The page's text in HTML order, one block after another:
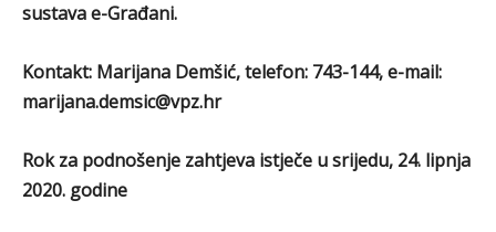
sustava e-Građani.
Kontakt: Marijana Demšić, telefon: 743-144, e-mail:
marijana.demsic@vpz.hr
Rok za podnošenje zahtjeva istječe u srijedu, 24. lipnja
2020. godine